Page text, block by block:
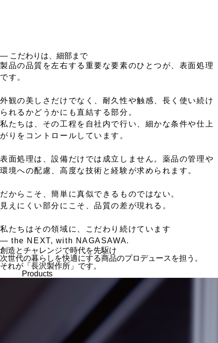
― こだわりは、細部まで
製品の品質を左右する重要な要素のひとつが、表面処理
です。
外観の美しさだけでなく、耐久性や触感、長く使い続け
られるかどうかにも直結する部分。
私たちは、その工程を自社内で行い、細かな条件や仕上
がりをコントロールしています。
表面処理は、設備だけでは成立しません。薬品の管理や
環境への配慮、高度な技術と経験が求められます。
だからこそ、簡単に真似できるものではない。
見えにくい部分にこそ、品質の差が現れる。
私たちはその領域に、こだわり続けています
— the NEXT, with NAGASAWA.
創造とチャレンジで時代を先駆け
次世代の暮らしを快適にする商品のプロデュースを担う。
それが「長沢製作所」です。
Products